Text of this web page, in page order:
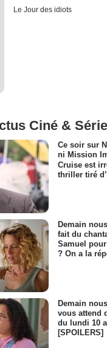
Le Jour des idiots
Ciné &
Ce soir sur
ni Mission
Cruise est
thriller tiré
Demain
fait du
Samuel
? On a la
Demain
vous attend
du lundi 10
[SPOILERS]